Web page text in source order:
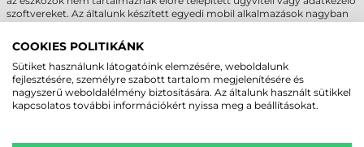
szoftvereket. Az általunk készített egyedi mobil alkalmazások nagyban
hatékonyabbá tételükhöz. Igény esetén egyeztessen erről szakértő
kollégáinkkal!
COOKIES POLITIKÁNK
Sütiket használunk látogatóink elemzésére, weboldalunk
fejlesztésére, személyre szabott tartalom megjelenítésére és
nagyszerű weboldalélmény biztosítására. Az általunk használt sütikkel
kapcsolatos további információkért nyissa meg a beállításokat.